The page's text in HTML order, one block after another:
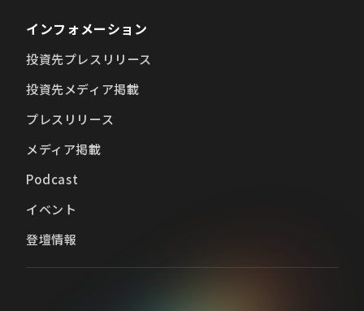
インフォメーション
投資先プレスリリース
投資先メディア掲載
プレスリリース
メディア掲載
Podcast
イベント
登壇情報